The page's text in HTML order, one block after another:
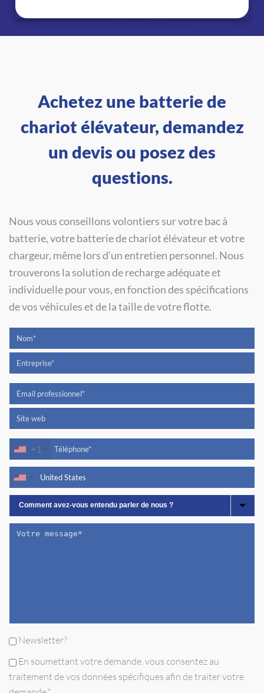
Achetez une batterie de
chariot élévateur, demandez
un devis ou posez des
questions.
Nous vous conseillons volontiers sur votre bac à
batterie, votre batterie de chariot élévateur et votre
chargeur, même lors d’un entretien personnel. Nous
trouverons la solution de recharge adéquate et
individuelle pour vous, en fonction des spécifications
de vos véhicules et de la taille de votre flotte.
+1
Newsletter?
En soumettant votre demande, vous consentez au
traitement de vos données spécifiques afin de traiter votre